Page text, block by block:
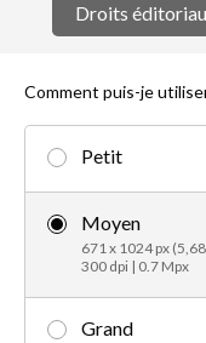
Droits
Comment puis-je
Petit
Moyen
671 x 1024 px
300 dpi | 0.7 Mpx
Grand